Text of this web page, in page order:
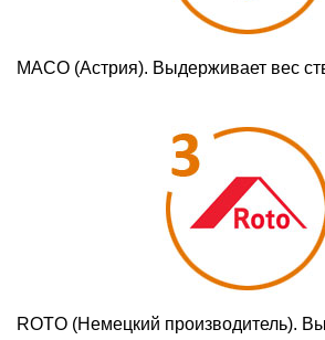
МАСО (Астрия). Выдерживает вес
ROTO (Немецкий производитель).